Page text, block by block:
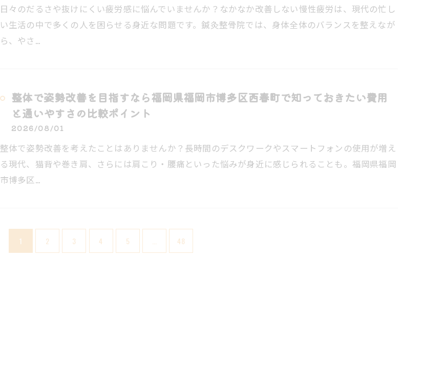
日々のだるさや抜けにくい疲労感に悩んでいませんか？なかなか改善しない慢性疲労は、現代の忙し
い生活の中で多くの人を困らせる身近な問題です。鍼灸整骨院では、身体全体のバランスを整えなが
ら、やさ…
整体で姿勢改善を目指すなら福岡県福岡市博多区西春町で知っておきたい費用
と通いやすさの比較ポイント
2026/08/01
整体で姿勢改善を考えたことはありませんか？長時間のデスクワークやスマートフォンの使用が増え
る現代、猫背や巻き肩、さらには肩こり・腰痛といった悩みが身近に感じられることも。福岡県福岡
市博多区…
1 2 3 4 5 48